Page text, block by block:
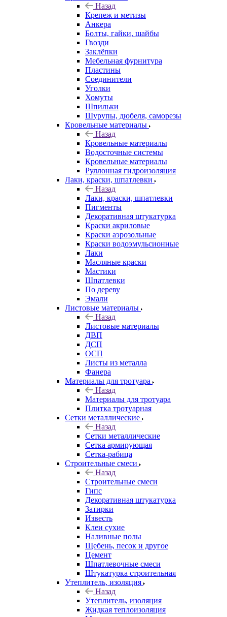
Назад
Крепеж и метизы
Анкера
Болты, гайки, шайбы
Гвозди
Заклёпки
Мебельная фурнитура
Пластины
Соединители
Уголки
Хомуты
Шпильки
Шурупы, дюбеля, саморезы
Кровельные материалы
Назад
Кровельные материалы
Водосточные системы
Кровельные материалы
Руллонная гидроизоляция
Лаки, краски, шпатлевки
Назад
Лаки, краски, шпатлевки
Пигменты
Декоративная штукатурка
Краски акриловые
Краски аэрозольные
Краски водоэмульсионные
Лаки
Масляные краски
Мастики
Шпатлевки
По дереву
Эмали
Листовые материалы
Назад
Листовые материалы
ДВП
ДСП
ОСП
Листы из металла
Фанера
Материалы для тротуара
Назад
Материалы для тротуара
Плитка тротуарная
Сетки металлические
Назад
Сетки металлические
Сетка армирующая
Сетка-рабица
Строительные смеси
Назад
Строительные смеси
Гипс
Декоративная штукатурка
Затирки
Известь
Клеи сухие
Наливные полы
Щебень, песок и другое
Цемент
Шпатлевочные смеси
Штукатурка строительная
Утеплитель, изоляция
Назад
Утеплитель, изоляция
Жидкая теплоизоляция